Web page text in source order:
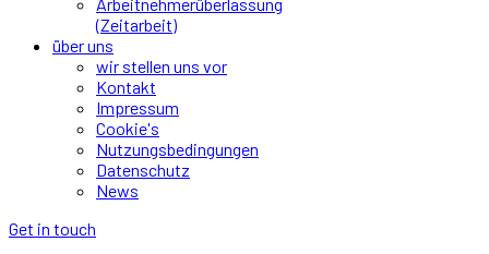
(Zeitarbeit)
über uns
wir stellen uns vor
Kontakt
Impressum
Cookie's
Nutzungsbedingungen
Datenschutz
News
Get in touch